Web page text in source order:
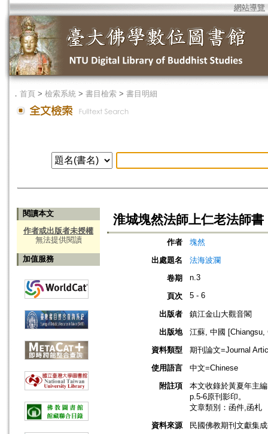
網站導覽
． 首頁 > 檢索系統 > 書目檢索 > 書目明細
閱讀本文
作者或出版者未授權
無法提供閱讀
加值服務
淮城塊然法師上仁老法師書
作者
塊然
出處題名
法海波瀾
卷期
n.3
頁次 5 - 6
出版者
鎮江金山大觀音閣
出版地
江蘇, 中國 [Chiangsu,
資料類型
期刊論文=Journal
使用語言
中文=Chinese
附註項
本文收錄於黃夏年主
p.5-6原刊影印。
文章類別：函件,函札
資料來源
民國佛教期刊文獻集